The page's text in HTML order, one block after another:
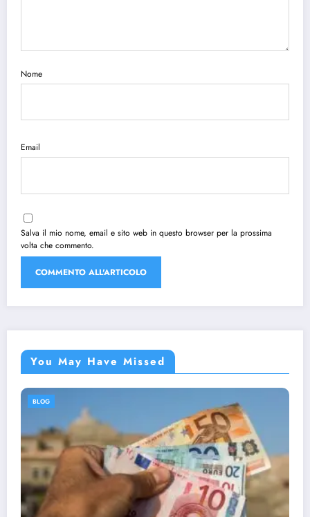
Nome
Email
Salva il mio nome, email e sito web in questo browser per la prossima
volta che commento.
You May Have Missed
BLOG